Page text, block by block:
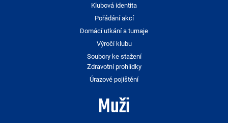
Klubová identita
Pořádání akcí
Domácí utkání a turnaje
Výročí klubu
Soubory ke stažení
Zdravotní prohlídky
Úrazové pojištění
Muži